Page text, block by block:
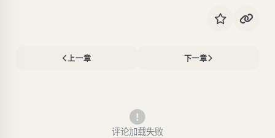
上一章 下一章
评论加载失败